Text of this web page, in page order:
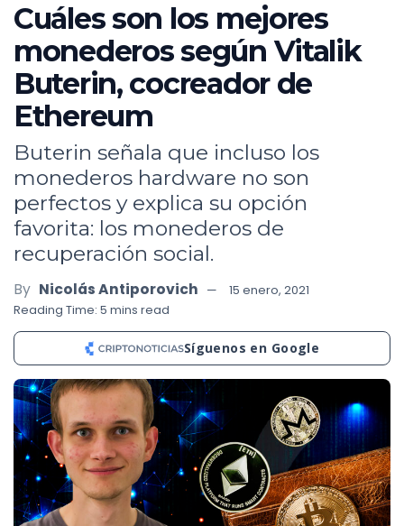
Cuáles son los mejores
monederos según Vitalik
Buterin, cocreador de
Ethereum
Buterin señala que incluso los
monederos hardware no son
perfectos y explica su opción
favorita: los monederos de
recuperación social.
By Nicolás Antiporovich
15 enero, 2021
Reading Time: 5 mins read
Síguenos en Google